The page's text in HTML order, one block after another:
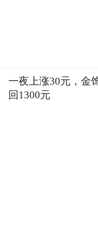
一夜上涨30元，金
回1300元